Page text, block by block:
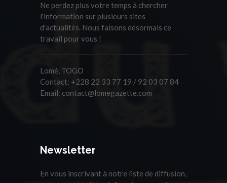
Ne perdez plus votre temps à chercher
l'information sur plusieurs sites
d'actualités. Nous faisons désormais ce
travail pour vous !
Lomé, TOGO
Contact: +228 22 33 77 19 / 92 03 07 84
Email: contact@lomegazette.com
Newsletter
En vous inscrivant à notre liste de diffusion,